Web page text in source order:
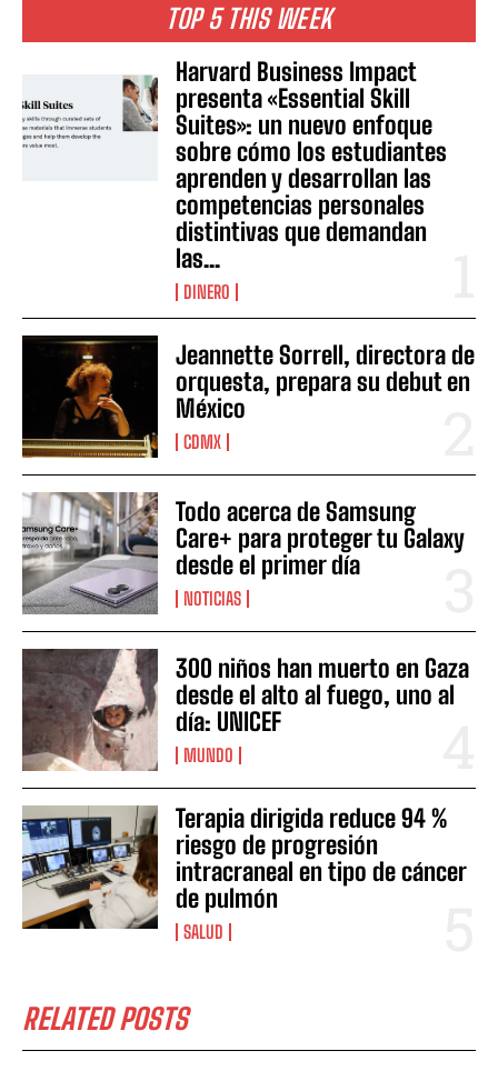
TOP 5 THIS WEEK
Harvard Business Impact
presenta «Essential Skill
Suites»: un nuevo enfoque
sobre cómo los estudiantes
aprenden y desarrollan las
competencias personales
distintivas que demandan
las...
DINERO
Jeannette Sorrell, directora de
orquesta, prepara su debut en
México
CDMX
Todo acerca de Samsung
Care+ para proteger tu Galaxy
desde el primer día
NOTICIAS
300 niños han muerto en Gaza
desde el alto al fuego, uno al
día: UNICEF
MUNDO
Terapia dirigida reduce 94 %
riesgo de progresión
intracraneal en tipo de cáncer
de pulmón
SALUD
RELATED POSTS